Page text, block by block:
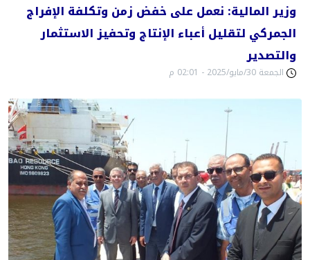
وزير المالية: نعمل على خفض زمن وتكلفة الإفراج
الجمركي لتقليل أعباء الإنتاج وتحفيز الاستثمار
والتصدير
الجمعة 30/مايو/2025 - 02:01 م